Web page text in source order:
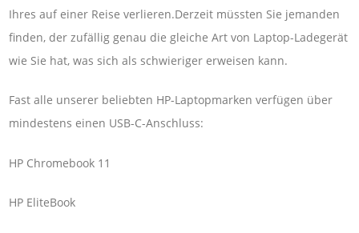
Ihres auf einer Reise verlieren.Derzeit müssten Sie jemanden
finden, der zufällig genau die gleiche Art von Laptop-Ladegerät
wie Sie hat, was sich als schwieriger erweisen kann.
Fast alle unserer beliebten HP-Laptopmarken verfügen über
mindestens einen USB-C-Anschluss:
HP Chromebook 11
HP EliteBook